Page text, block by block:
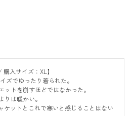
入サイズ：XL】
ズでゆったり着られた。
トを崩すほどではなかった。
りは暖かい。
ットとこれで寒いと感じることはない